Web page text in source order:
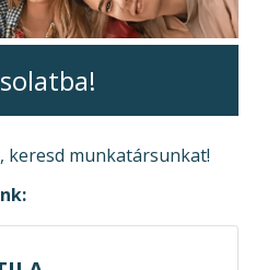
keresd munkatársunkat!